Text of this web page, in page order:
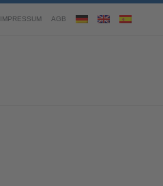
IMPRESSUM AGB